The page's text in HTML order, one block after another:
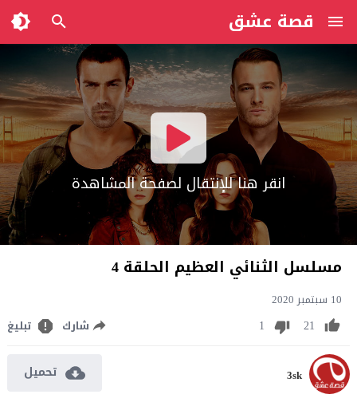
قصة عشق
انقر هنا للإنتقال لصفحة المشاهدة
مسلسل الثنائي العظيم الحلقة 4
10 سبتمبر 2020
21
1 شارك تبليغ
3sk تحميل